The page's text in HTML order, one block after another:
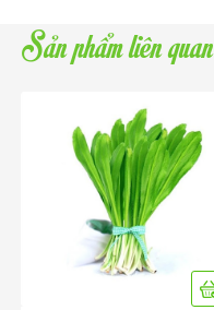
Sản phẩm liên quan